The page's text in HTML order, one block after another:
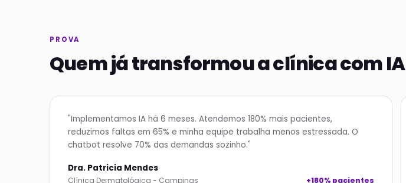
PROVA
Quem já transformou a clínica com IA
"Implementamos IA há 6 meses. Atendemos 180% mais pacientes,
reduzimos faltas em 65% e minha equipe trabalha menos estressada. O
chatbot resolve 70% das demandas sozinho."
Dra. Patricia Mendes
Clínica Dermatológica - Campinas +180% pacientes